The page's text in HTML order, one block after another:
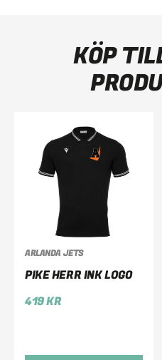
KÖP
ARLANDA JETS
PIKE HERR INK LOGO
419KR